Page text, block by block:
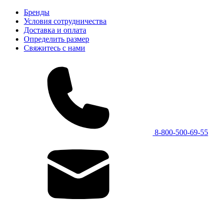
Бренды
Условия сотрудничества
Доставка и оплата
Определить размер
Свяжитесь с нами
8-800-500-69-55